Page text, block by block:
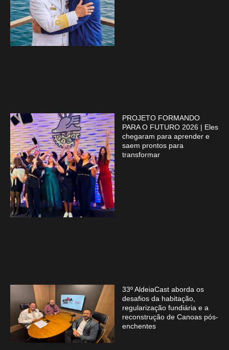
PROJETO FORMANDO
PARA O FUTURO 2026 | Eles
chegaram para aprender e
saem prontos para
transformar
33º AldeiaCast aborda os
desafios da habitação,
regularização fundiária e a
reconstrução de Canoas pós-
enchentes